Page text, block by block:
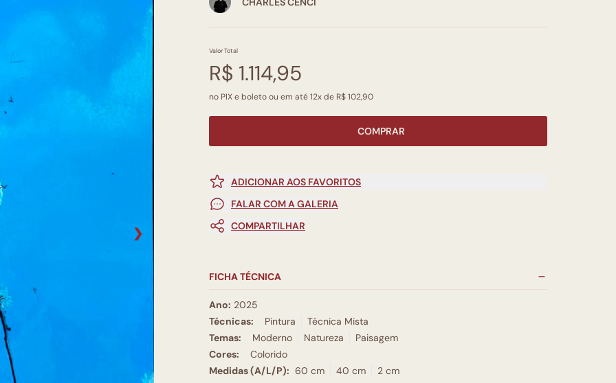
❯
Valor Total
R$ 1.114,95
no PIX e boleto ou em até 12x de R$ 102,90
COMPRAR
ADICIONAR AOS FAVORITOS
FALAR COM A GALERIA
COMPARTILHAR
FICHA TÉCNICA
Ano: 2025
Técnicas:
Pintura
Técnica Mista
Temas:
Moderno Natureza
Paisagem
Cores:
Colorido
Medidas (A/L/P): 60 cm 40 cm 2 cm